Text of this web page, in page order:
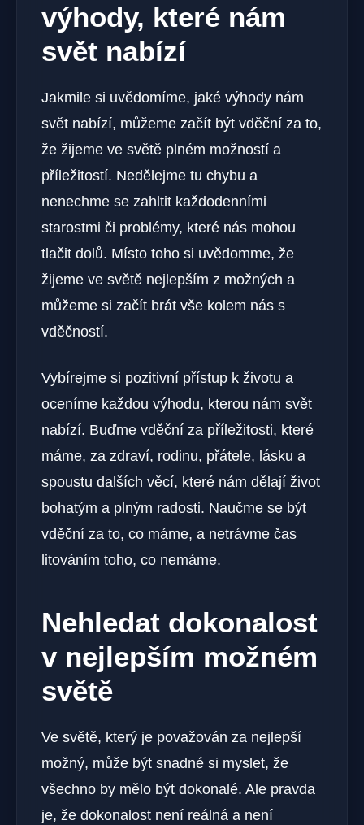
výhody, které nám
svět nabízí
Jakmile si uvědomíme, jaké výhody nám
svět nabízí, můžeme začít být vděční za to,
že žijeme ve světě plném možností a
příležitostí. Nedělejme tu chybu a
nenechme se zahltit každodenními
starostmi či problémy, které nás mohou
tlačit dolů. Místo toho si uvědomme, že
žijeme ve světě nejlepším z možných a
můžeme si začít brát vše kolem nás s
vděčností.
Vybírejme si pozitivní přístup k životu a
oceníme každou výhodu, kterou nám svět
nabízí. Buďme vděční za příležitosti, které
máme, za zdraví, rodinu, přátele, lásku a
spoustu dalších věcí, které nám dělají život
bohatým a plným radosti. Naučme se být
vděční za to, co máme, a netrávme čas
litováním toho, co nemáme.
Nehledat dokonalost
v nejlepším možném
světě
Ve světě, který je považován za nejlepší
možný, může být snadné si myslet, že
všechno by mělo být dokonalé. Ale pravda
je, že dokonalost není reálná a není